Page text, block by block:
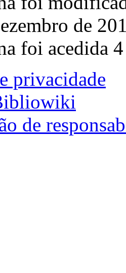
de
foi acedida
privacidade
de